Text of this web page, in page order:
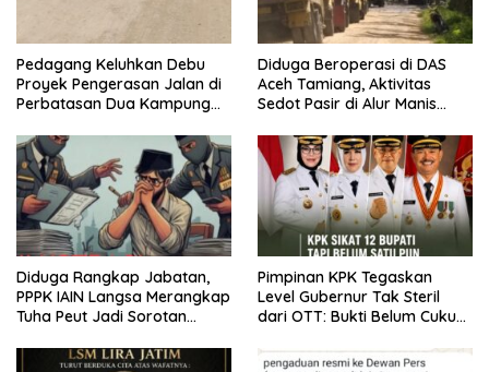
Pedagang Keluhkan Debu
Proyek Pengerasan Jalan di
Perbatasan Dua Kampung
Diduga Beroperasi di DAS
Aceh Tamiang, Aktivitas
Sedot Pasir di Alur Manis
Diduga Rangkap Jabatan,
PPPK IAIN Langsa Merangkap
Tuha Peut Jadi Sorotan
Pimpinan KPK Tegaskan
Level Gubernur Tak Steril
dari OTT: Bukti Belum Cukup,